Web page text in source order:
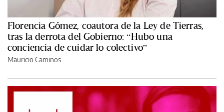
Florencia Gómez, coautora de la Ley de Tierras,
tras la derrota del Gobierno: “Hubo una
conciencia de cuidar lo colectivo”
Mauricio Caminos